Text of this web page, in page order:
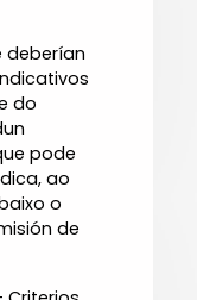
deberían
do
pode
ao
o
de